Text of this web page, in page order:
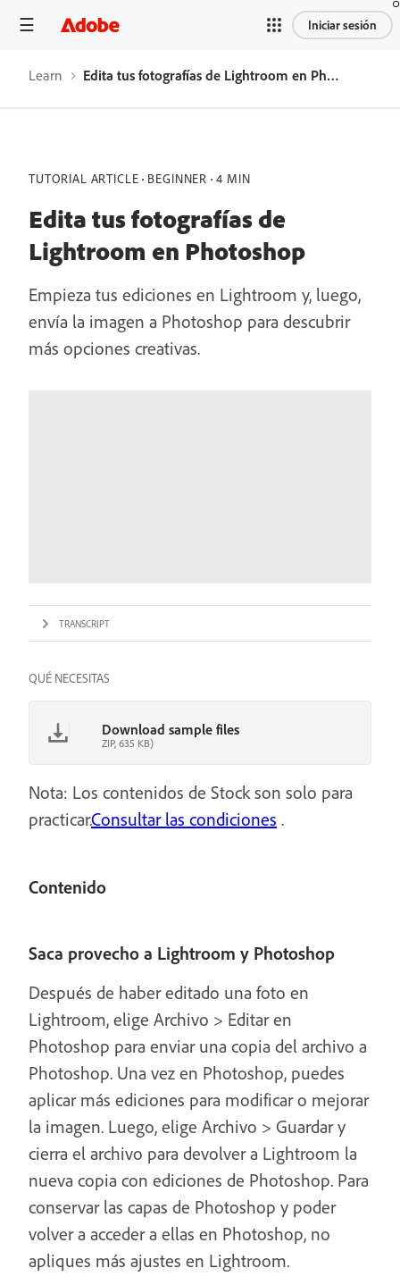
Iniciar sesión
Learn Edita tus fotografías de Lightroom en Photoshop
TUTORIAL ARTICLE BEGINNER 4 MIN
Edita tus fotografías de
Lightroom en Photoshop
Empieza tus ediciones en Lightroom y, luego,
envía la imagen a Photoshop para descubrir
más opciones creativas.
TRANSCRIPT
QUÉ NECESITAS
Download sample files
ZIP, 635 KB)
Nota: Los contenidos de Stock son solo para
practicar.Consultar las condiciones .
Contenido
Saca provecho a Lightroom y Photoshop
Después de haber editado una foto en
Lightroom, elige Archivo > Editar en
Photoshop para enviar una copia del archivo a
Photoshop. Una vez en Photoshop, puedes
aplicar más ediciones para modificar o mejorar
la imagen. Luego, elige Archivo > Guardar y
cierra el archivo para devolver a Lightroom la
nueva copia con ediciones de Photoshop. Para
conservar las capas de Photoshop y poder
volver a acceder a ellas en Photoshop, no
apliques más ajustes en Lightroom.